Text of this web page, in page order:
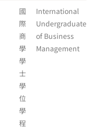
國
際
商
學
學
士
學
位
學
程
International
Undergraduate
of Business
Management